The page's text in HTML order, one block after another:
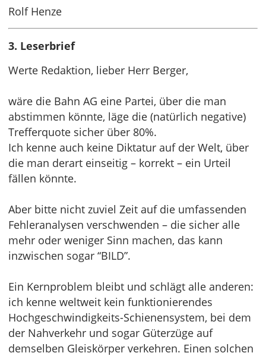
Rolf Henze
3. Leserbrief
Werte Redaktion, lieber Herr Berger,
wäre die Bahn AG eine Partei, über die man
abstimmen könnte, läge die (natürlich negative)
Trefferquote sicher über 80%.
Ich kenne auch keine Diktatur auf der Welt, über
die man derart einseitig – korrekt – ein Urteil
fällen könnte.
Aber bitte nicht zuviel Zeit auf die umfassenden
Fehleranalysen verschwenden – die sicher alle
mehr oder weniger Sinn machen, das kann
inzwischen sogar “BILD”.
Ein Kernproblem bleibt und schlägt alle anderen:
ich kenne weltweit kein funktionierendes
Hochgeschwindigkeits-Schienensystem, bei dem
der Nahverkehr und sogar Güterzüge auf
demselben Gleiskörper verkehren. Einen solchen